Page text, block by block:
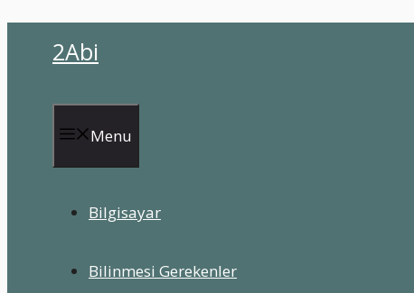
2Abi
Menu
Bilgisayar
Bilinmesi Gerekenler